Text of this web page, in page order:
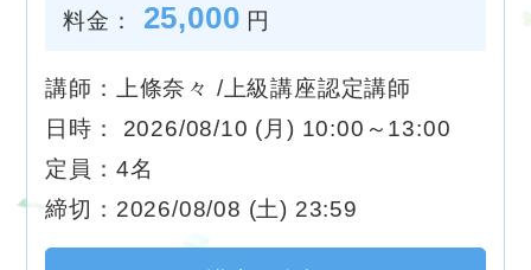
料金： 25,000 円
講師：上條奈々 /上級講座認定講師
日時： 2026/08/10 (月) 10:00～13:00
定員：4名
締切：2026/08/08 (土) 23:59